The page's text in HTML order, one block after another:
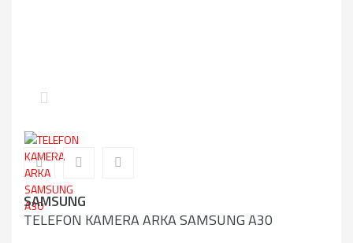
SAMSUNG
TELEFON KAMERA ARKA SAMSUNG A30